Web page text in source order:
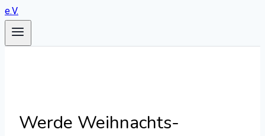
Werde Weihnachts-